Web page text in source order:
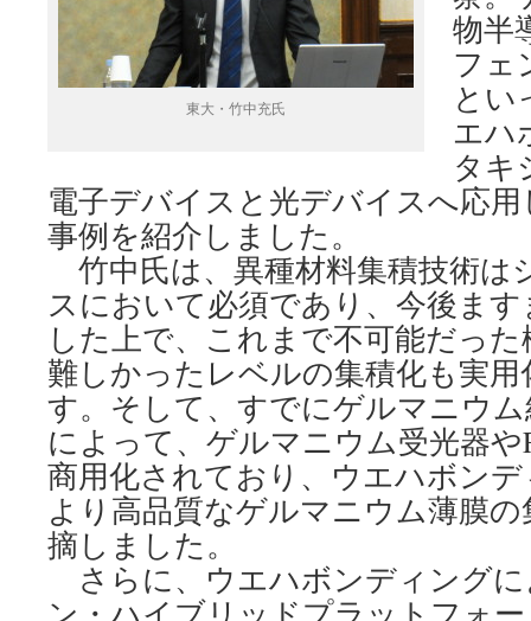
東大・竹中充氏
物半
フェ
とい
エハ
タキ
電子デバイスと光デバイスへ応
事例を紹介しました。
竹中氏は、異種材料集積技術は
スにおいて必須であり、今後ま
した上で、これまで不可能だっ
難しかったレベルの集積化も実
す。そして、すでにゲルマニウ
によって、ゲルマニウム受光器
商用化されており、ウエハボン
より高品質なゲルマニウム薄膜
摘しました。
さらに、ウエハボンディング
ン・ハイブリッドプラットフォ